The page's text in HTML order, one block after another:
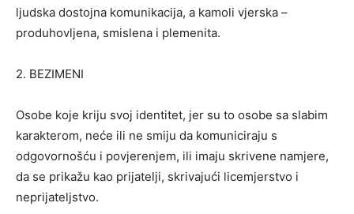
ljudska dostojna komunikacija, a kamoli vjerska –
produhovljena, smislena i plemenita.
2. BEZIMENI
Osobe koje kriju svoj identitet, jer su to osobe sa slabim
karakterom, neće ili ne smiju da komuniciraju s
odgovornošću i povjerenjem, ili imaju skrivene namjere,
da se prikažu kao prijatelji, skrivajući licemjerstvo i
neprijateljstvo.